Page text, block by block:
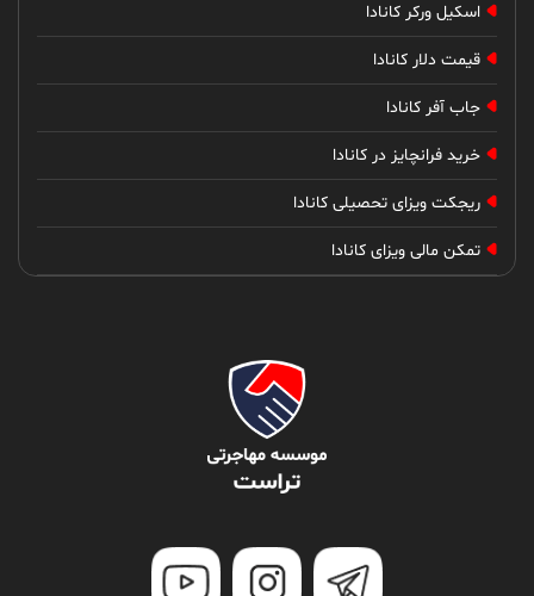
اسکیل ورکر کانادا
قیمت دلار کانادا
جاب آفر کانادا
خرید فرانچایز در کانادا
ریجکت ویزای تحصیلی کانادا
تمکن مالی ویزای کانادا